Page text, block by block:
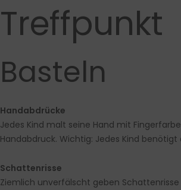
Treffpunkt
Basteln
Handabdrücke
Jedes Kind malt seine Hand mit
Handabdruck. Wichtig: Jedes Kind benötigt
Schattenrisse
Ziemlich unverfälscht geben